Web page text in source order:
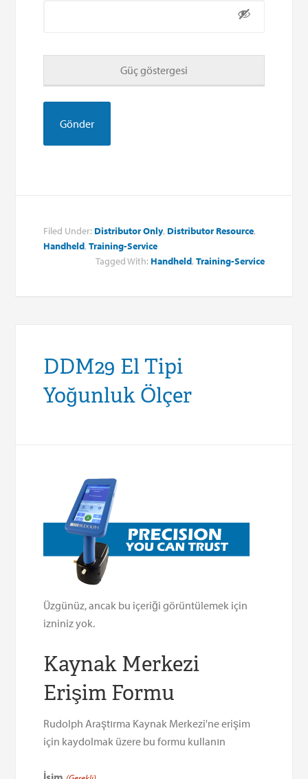
Güç göstergesi
Filed Under: Distributor Only, Distributor Resource,
Handheld,Training-Service
Tagged With: Handheld, Training-Service
DDM29 El Tipi
Yoğunluk Ölçer
Üzgünüz, ancak bu içeriği görüntülemek için
izniniz yok.
Kaynak Merkezi
Erişim Formu
Rudolph Araştırma Kaynak Merkezi'ne erişim
için kaydolmak üzere bu formu kullanın